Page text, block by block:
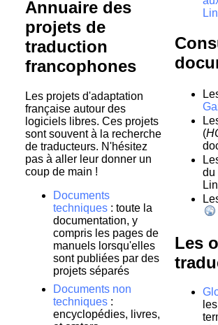
Annuaire des
projets de
traduction
francophones
Les projets d'adaptation
française autour des
logiciels libres. Ces projets
sont souvent à la recherche
de traducteurs. N'hésitez
pas à aller leur donner un
coup de main !
Documents
techniques : toute la
documentation, y
compris les pages de
manuels lorsqu'elles
sont publiées par des
projets séparés
Documents non
techniques :
encyclopédies, livres,
(
du
Les